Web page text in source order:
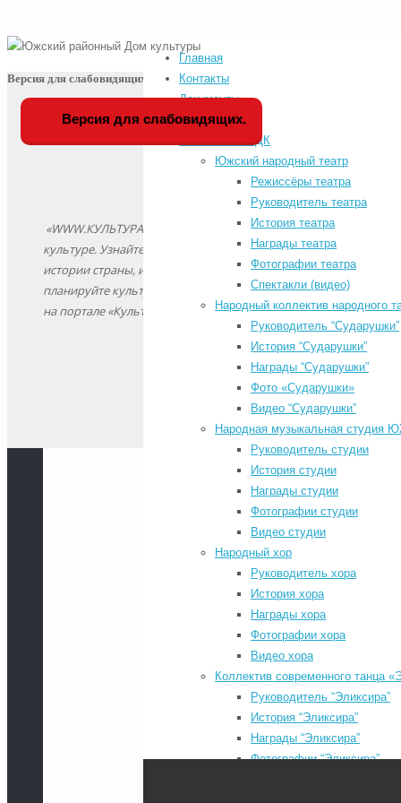
Главная
Контакты
Документы
История РДК
Коллективы РДК
Южский народный театр
Режиссёры театра
Руководитель театра
История театра
Награды театра
Фотографии театра
Спектакли (видео)
Народный коллектив народного
Руководитель “Сударушки”
История “Сударушки”
Награды “Сударушки”
Фото «Сударушки»
Видео “Сударушки”
Народная музыкальная студия
Руководитель студии
История студии
Награды студии
Фотографии студии
Видео студии
Народный хор
Руководитель хора
История хора
Награды хора
Фотографии хора
Видео хора
Коллектив современного танца
Руководитель “Эликсира”
История “Эликсира”
Награды “Эликсира”
Фотографии “Эликсира”
Южский
Дом
культуры
Версия для слабовидящих
Версия для слабовидящих.
«WWW.КУЛЬТУРА.РФ – твой гид по
культуре. Узнайте больше об
истории страны, искусстве и
планируйте культурные выходные
на портале «Культура.РФ».
odnoklassniki
Районный Дом культуры
Коллективы РДК
Фестивали-
Афиша мероприятий
РДК -
Расписание занятий
КИНОАФИША-
Обратная связь
«КУЛЬТУРА ДЛЯ
ШКОЛЬНИКОВ»-
КУПИТЬ БИЛЕТЫ
Search for: